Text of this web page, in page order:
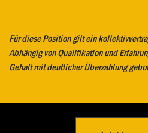
Für diese Position gilt ein
Abhängig von Qualifikation und
Gehalt mit deutlicher Überzahlung